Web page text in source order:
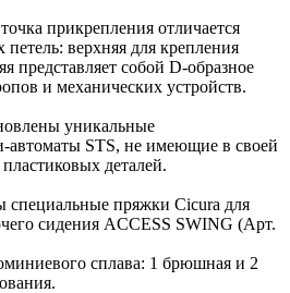
прикрепления отличается
верхняя для крепления
представляет собой D-образное
и механических устройств.
уникальные
автоматы STS, не имеющие в своей
деталей.
специальные пряжки Cicura для
сидения ACCESS SWING (Арт.
сплава: 1 брюшная и 2